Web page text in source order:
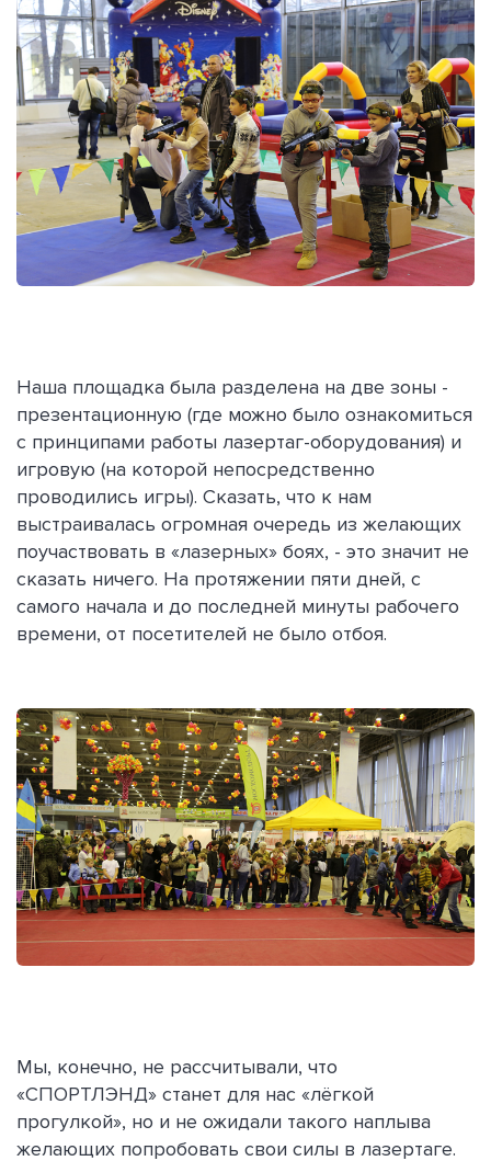
Наша площадка была разделена на две зоны -
презентационную (где можно было ознакомиться
с принципами работы лазертаг-оборудования) и
игровую (на которой непосредственно
проводились игры). Сказать, что к нам
выстраивалась огромная очередь из желающих
поучаствовать в «лазерных» боях, - это значит не
сказать ничего. На протяжении пяти дней, с
самого начала и до последней минуты рабочего
времени, от посетителей не было отбоя.
Мы, конечно, не рассчитывали, что
«СПОРТЛЭНД» станет для нас «лёгкой
прогулкой», но и не ожидали такого наплыва
желающих попробовать свои силы в лазертаге.